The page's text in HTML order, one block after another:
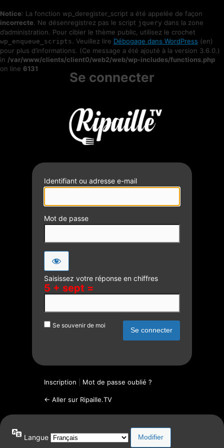
Notice: La fonction wp_deregister_script a été appelée de façon
incorrecte. Ne désenregistrez pas le script jquery dans la zone
d’administration. Pour cibler le thème public, utilisez le crochet
wp_enqueue_scripts. Veuillez lire Débogage dans WordPress (en)
pour plus d’informations. (Ce message a été ajouté à la version 3.6.0.)
in /var/www/clients/client0/web2/web/wp-includes/functions.php
on line 6131
Se connecter
Identifiant ou adresse e-mail
Mot de passe
Saisissez votre réponse en chiffres
5 + sept =
Se souvenir de moi
Inscription Mot de passe oublié ?
← Aller sur Ripaille.TV
Langue